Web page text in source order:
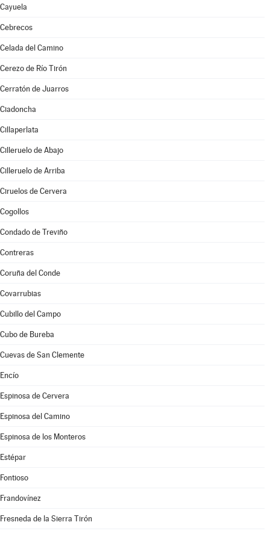
Cayuela
Cebrecos
Celada del Camino
Cerezo de Río Tirón
Cerratón de Juarros
Ciadoncha
Cillaperlata
Cilleruelo de Abajo
Cilleruelo de Arriba
Ciruelos de Cervera
Cogollos
Condado de Treviño
Contreras
Coruña del Conde
Covarrubias
Cubillo del Campo
Cubo de Bureba
Cuevas de San Clemente
Encío
Espinosa de Cervera
Espinosa del Camino
Espinosa de los Monteros
Estépar
Fontioso
Frandovínez
Fresneda de la Sierra Tirón